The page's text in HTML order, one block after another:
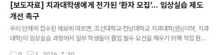
[보도자료] 치과대학생에게 전가된 ‘환자 모집’… 임상실습 제도
개선 촉구
우리 단체에 접수된 제보에 따르면, 조선대학교·전남대학교 치과대학(원)(이하, 치과
대학)의 임상실습 과정에서 일부 학생들이 졸업 필수 요건을 채우기 위해 직접 환자